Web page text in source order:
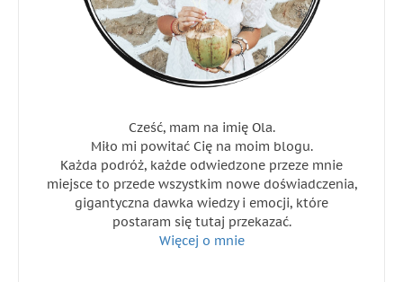
Cześć, mam na imię Ola.
Miło mi powitać Cię na moim blogu.
Każda podróż, każde odwiedzone przeze mnie
miejsce to przede wszystkim nowe doświadczenia,
gigantyczna dawka wiedzy i emocji, które
postaram się tutaj przekazać.
Więcej o mnie